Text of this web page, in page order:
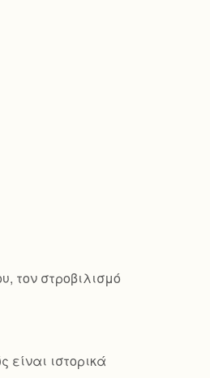
τον στροβιλισμό
ιστορικά